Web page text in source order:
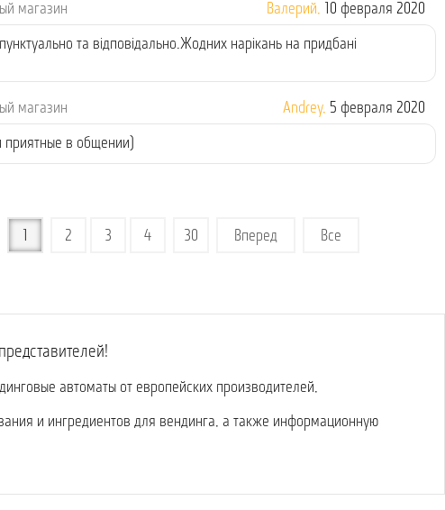
магазин Валерий, 10 февраля 2020
та відповідально.Жодних нарікань на придбані
магазин Andrey, 5 февраля 2020
приятные в общении)
1 2 3 4 30 Вперед Все
автоматы от европейских производителей,
и ингредиентов для вендинга, а также информационную